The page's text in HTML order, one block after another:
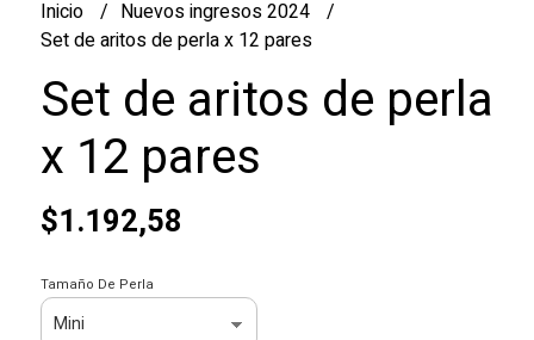
Inicio
Nuevos ingresos 2024
Set de aritos de perla x 12 pares
Set de aritos de perla
x 12 pares
$1.192,58
Tamaño De Perla